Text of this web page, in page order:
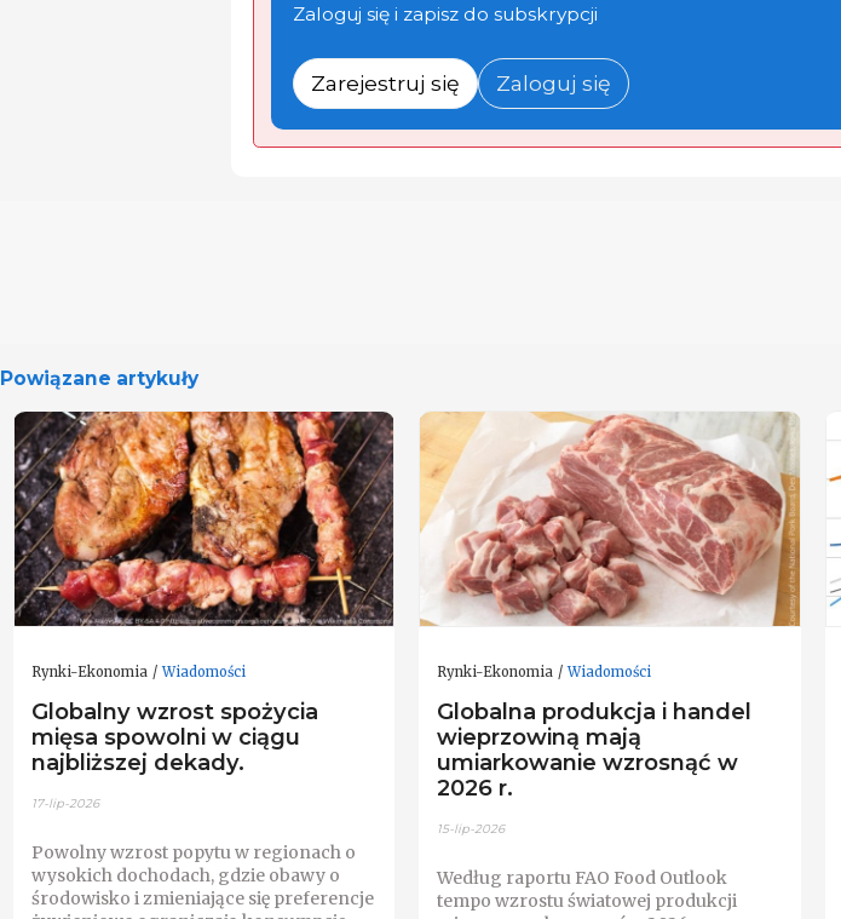
Zaloguj się i zapisz do subskrypcji
Zarejestruj się Zaloguj się
Powiązane artykuły
Rynki-Ekonomia Wiadomości
Globalny wzrost spożycia
mięsa spowolni w ciągu
najbliższej dekady.
17-lip-2026
Powolny wzrost popytu w regionach o
wysokich dochodach, gdzie obawy o
środowisko i zmieniające się preferencje
Rynki-Ekonomia Wiadomości
Globalna produkcja i handel
wieprzowiną mają
umiarkowanie wzrosnąć w
2026 r.
15-lip-2026
Według raportu FAO Food Outlook
tempo wzrostu światowej produkcji